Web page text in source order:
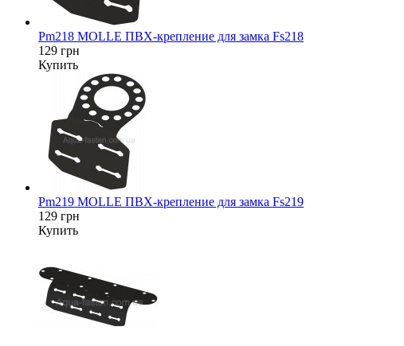
Pm218 MOLLE ПВХ-крепление для замка Fs218
129 грн
Купить
Pm219 MOLLE ПВХ-крепление для замка Fs219
129 грн
Купить